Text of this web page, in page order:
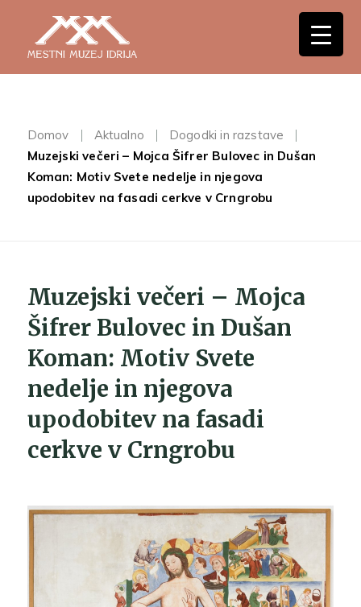
Domov Aktualno
Dogodki in razstave
Muzejski večeri – Mojca Šifrer Bulovec in Dušan
Koman: Motiv Svete nedelje in njegova
upodobitev na fasadi cerkve v Crngrobu
Muzejski večeri – Mojca
Šifrer Bulovec in Dušan
Koman: Motiv Svete
nedelje in njegova
upodobitev na fasadi
cerkve v Crngrobu